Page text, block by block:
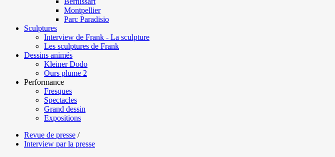
Montpellier
Parc Paradisio
Sculptures
Interview de Frank - La sculpture
Les sculptures de Frank
Dessins animés
Kleiner Dodo
Ours plume 2
Performance
Fresques
Spectacles
Grand dessin
Expositions
Revue de presse /
Interview par la presse